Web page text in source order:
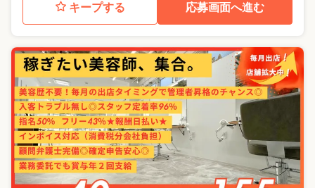
キープする 応募画面へ進む